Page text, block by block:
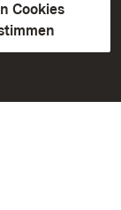
Cookies